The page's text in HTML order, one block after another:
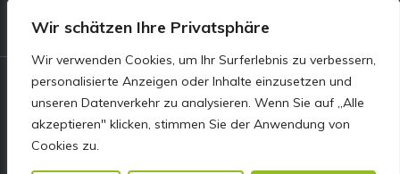
Wir schätzen Ihre Privatsphäre
Wir verwenden Cookies, um Ihr Surferlebnis zu verbessern,
personalisierte Anzeigen oder Inhalte einzusetzen und
unseren Datenverkehr zu analysieren. Wenn Sie auf „Alle
akzeptieren" klicken, stimmen Sie der Anwendung von
Cookies zu.
© E&S Motors GmbH,
Linzer Straße 83 4240
Freistadt